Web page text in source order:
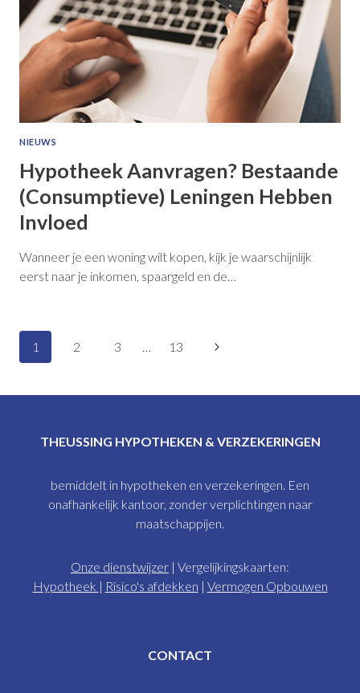
NIEUWS
Hypotheek Aanvragen? Bestaande
(consumptieve) Leningen Hebben
Invloed
Wanneer je een woning wilt kopen, kijk je waarschijnlijk
eerst naar je inkomen, spaargeld en de…
Paginanavigatie
1 2 3 13
Volgende
THEUSSING HYPOTHEKEN & VERZEKERINGEN
bemiddelt in hypotheken en verzekeringen. Een
onafhankelijk kantoor, zonder verplichtingen naar
maatschappijen.
Onze dienstwijzer | Vergelijkingskaarten:
Hypotheek | Risico's afdekken | Vermogen Opbouwen
CONTACT